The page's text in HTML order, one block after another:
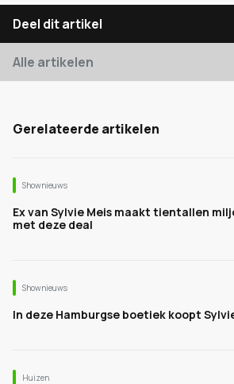
Deel dit artikel
Alle artikelen
Gerelateerde artikelen
Shownieuws
Ex van Sylvie Meis maakt tientallen
met deze deal
Shownieuws
In deze Hamburgse boetiek koopt
Huizen